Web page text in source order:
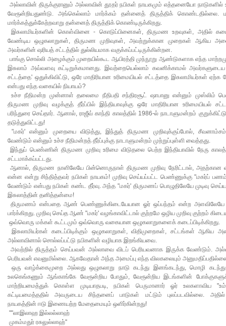
அல்லாவின் திருக்குரானும் அல்லாவின் தூதர் நபிகள் நாயகமும் எத்தனையோ நாடுகளில்
வேரூன்றியதுண்டு. அங்கெல்லாம் மார்க்கம் தன்னைத் திருத்திக் கொண்டதில்லை.
மார்க்கத்துக்கேற்றவாறு தன்னைத் திருத்திக் கொண்டிருக்கிறது.
இசுலாமியர்களின் கொள்வினை - கொடுப்பினைகள், திருமண உறவுகள், அதில்
வேண்டிய ஒழுகலாறுகள், திருமண முறிவுகள், அவற்றுக்கான முறைகள் ஆகிய
அவர்களின் ஷரியத் சட்டத்தில் துல்லியமாக வகுக்கப்பட்டிருக்கின்றன.
பாங்கு சொல்லி அழைக்கும் முறையில்கூட ஆயிரத்தி முந்நூறு ஆண்டுகளாக எந்த
இசுலாம் அவ்வளவு கட்டிறுக்கமானது. இவற்றையெல்லாம் கவனிக்காமல் அவர்களுடைய
சட்டத்தை' ஒதுக்கிவிட்டு, ஒரே மாதிரியான உரிமையியல் சட்டத்தை இசுலாமியர்கள்
என்பது எந்த வகையில் நியாயம்?
உச்ச நீதிமன்ற முன்னாள் தலைமை நீதிபதி சந்திரசூட் ஷாபானு என்னும் முஸ்லிம்
திருமண முறிவு வழக்குத் தீர்ப்பில் இந்தியாவுக்கு ஒரே மாதிரியான உரிமையியல்
பரிந்துரை செய்தார். ஆனால், ராஜீவ் காந்தி காலத்தில் 1986-ல் நாடாளுமன்றம்
தடுத்துவிட்டது!
"மகர்' என்னும் முறையை விடுத்து, இந்துத் திருமண முறிவுக்குப்போல்,
வேண்டும் என்னும் உச்ச நீதிமன்றத் தீர்ப்புக்கு நாடாளுமன்றம் முற்றுப்புள்ளி வைத்தது.
இந்துப் பெண்ணின் திருமண முறிவு உரிமை விடுதலை பெற்ற இந்தியாவில் நேரு
சட்டமாக்கப்பட்டது.
ஆனால், திருமண நாளிலேயே பின்னொருநாள் திருமண முறிவு நேரிட்டால், அதற்கான
என்ன என்று சிந்தித்தவர் நபிகள் நாயகம்! முறிவு செய்யப்பட்ட பெண்ணுக்கு "மகர்ப்
வேண்டும் என்பது நபிகள் கண்ட தீர்வு. அந்த "மகர்' திருமணப் பொழுதிலேயே முடிவு
இசுலாத்தின் தனித்தன்மை!
திருமணம் என்பதை ஆண் பெண்ணுக்கிடையேயான ஓர் ஒப்பந்தம் என்ற அளவிலேயே
பார்க்கிறது. முறிவு செய்த ஆண் "மகர்' வழங்காவிட்டால் குற்றமே ஒழிய முறிவு குற்றம்
ஒவ்வொரு மக்கள் கூட்டமும் ஒவ்வொரு வகையான ஒழுகலாறுகளைக் கடைப்பிடிக்கிறது.
இசுலாமியர்கள் கடைப்பிடிக்கும் ஒழுகலாறுகள், விதிமுறைகள், சட்டங்கள் ஆகிய
அல்லாவினால் சொல்லப்பட்டு நபிகளின் வழியாக இறங்கியவை.
அவற்றில் திருத்தம் செய்பவன் அல்லாவை விடப் பெரியவனாக இருக்க வேண்டும்.
பெரியவன் எவனுமில்லை. ஆகவேதான் அந்த அமைப்பு எந்த விலகலையும்
ஒரு வாழ்க்கைமுறை அல்லது ஒழுகலாறு நாடு கடந்து இனங்கடந்து, மொழி
உலகெங்கணும் ஆங்காங்கே வேரூன்றிய போதும், வேரூன்றிய இடங்களின்
மாற்றியமைத்துக் கொள்ள முடியாதபடி, நபிகள் பெருமானார் ஓர் உலகளாவிய
கட்டியமைத்ததில் அவருடைய சிந்தனைப் பாடுகள் மட்டும் புலப்படவில்லை.
நாயகத்தின் ஈடு இணையற்ற மேதைமையும் ஒளிர்கின்றது!
""லாஇலாஹ இல்லல்லாஹ்
முகம்மதுர் ரசுலுல்லாஹ்''